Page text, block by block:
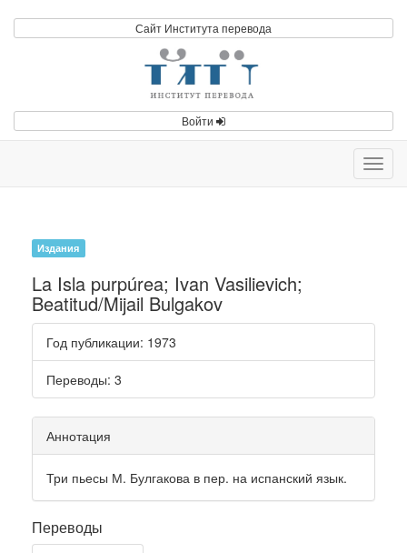
Сайт Института перевода
Войти
Издания
La Isla purpúrea; Ivan Vasilievich;
Beatitud/Mijail Bulgakov
Год публикации: 1973
Переводы: 3
Аннотация
Три пьесы М. Булгакова в пер. на испанский язык.
Переводы